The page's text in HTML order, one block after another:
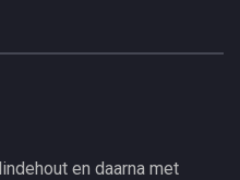
en daarna met